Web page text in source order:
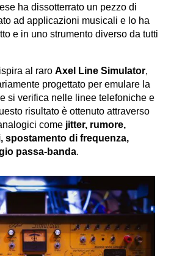
ha dissotterrato un pezzo di
ad applicazioni musicali e lo ha
e in uno strumento diverso da tutti
al raro Axel Line Simulator,
progettato per emulare la
si verifica nelle linee telefoniche e
risultato è ottenuto attraverso
come jitter, rumore,
spostamento di frequenza,
passa-banda.